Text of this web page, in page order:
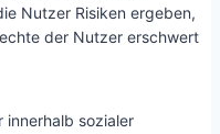
Nutzer Risiken ergeben,
der Nutzer erschwert
innerhalb sozialer